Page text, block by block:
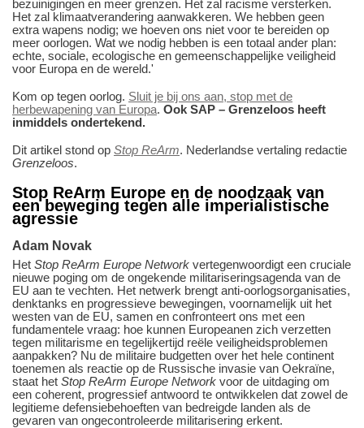
bezuinigingen en meer grenzen. Het zal racisme versterken.
Het zal klimaatverandering aanwakkeren. We hebben geen
extra wapens nodig; we hoeven ons niet voor te bereiden op
meer oorlogen. Wat we nodig hebben is een totaal ander plan:
echte, sociale, ecologische en gemeenschappelijke veiligheid
voor Europa en de wereld.'
Kom op tegen oorlog. Sluit je bij ons aan, stop met de
herbewapening van Europa. Ook SAP – Grenzeloos heeft
inmiddels ondertekend.
Dit artikel stond op Stop ReArm. Nederlandse vertaling redactie
Grenzeloos.
Stop ReArm Europe en de noodzaak van
een beweging tegen alle imperialistische
agressie
Adam Novak
Het Stop ReArm Europe Network vertegenwoordigt een cruciale
nieuwe poging om de ongekende militariseringsagenda van de
EU aan te vechten. Het netwerk brengt anti-oorlogsorganisaties,
denktanks en progressieve bewegingen, voornamelijk uit het
westen van de EU, samen en confronteert ons met een
fundamentele vraag: hoe kunnen Europeanen zich verzetten
tegen militarisme en tegelijkertijd reële veiligheidsproblemen
aanpakken? Nu de militaire budgetten over het hele continent
toenemen als reactie op de Russische invasie van Oekraïne,
staat het Stop ReArm Europe Network voor de uitdaging om
een coherent, progressief antwoord te ontwikkelen dat zowel de
legitieme defensiebehoeften van bedreigde landen als de
gevaren van ongecontroleerde militarisering erkent.